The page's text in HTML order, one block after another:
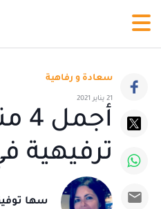
سعادة و رفاهية
21 يناير 2021
ترفيهية
سها